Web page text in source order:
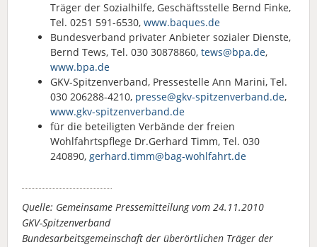
Träger der Sozialhilfe, Geschäftsstelle Bernd Finke,
Tel. 0251 591-6530, www.baques.de
Bundesverband privater Anbieter sozialer Dienste,
Bernd Tews, Tel. 030 30878860, tews@bpa.de,
www.bpa.de
GKV-Spitzenverband, Pressestelle Ann Marini, Tel.
030 206288-4210, presse@gkv-spitzenverband.de,
www.gkv-spitzenverband.de
für die beteiligten Verbände der freien
Wohlfahrtspflege Dr.Gerhard Timm, Tel. 030
240890, gerhard.timm@bag-wohlfahrt.de
Quelle: Gemeinsame Pressemitteilung vom 24.11.2010
GKV-Spitzenverband
Bundesarbeitsgemeinschaft der überörtlichen Träger der